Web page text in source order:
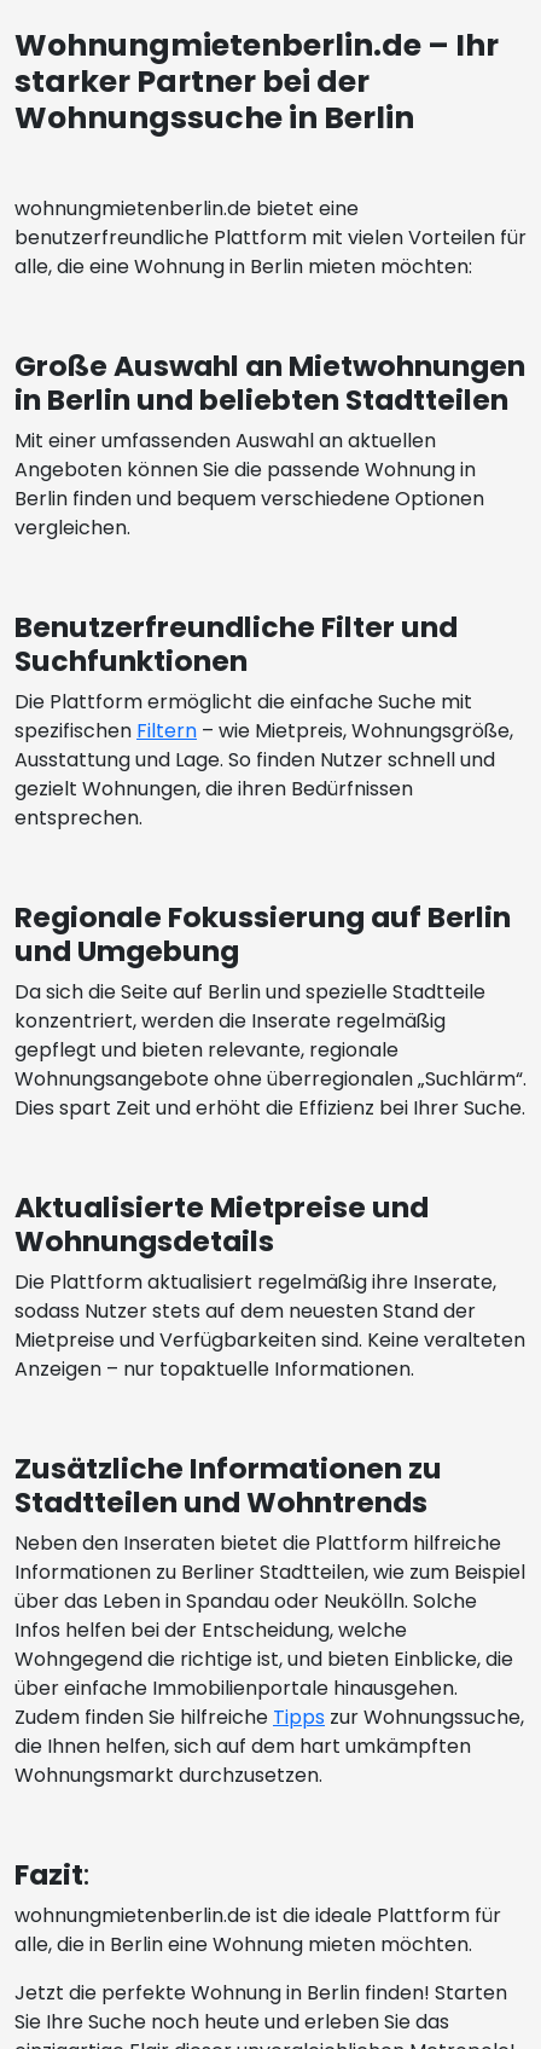
Wohnungmietenberlin.de – Ihr
starker Partner bei der
Wohnungssuche in Berlin
wohnungmietenberlin.de bietet eine
benutzerfreundliche Plattform mit vielen Vorteilen für
alle, die eine Wohnung in Berlin mieten möchten:
Große Auswahl an Mietwohnungen
in Berlin und beliebten Stadtteilen
Mit einer umfassenden Auswahl an aktuellen
Angeboten können Sie die passende Wohnung in
Berlin finden und bequem verschiedene Optionen
vergleichen.
Benutzerfreundliche Filter und
Suchfunktionen
Die Plattform ermöglicht die einfache Suche mit
spezifischen Filtern – wie Mietpreis, Wohnungsgröße,
Ausstattung und Lage. So finden Nutzer schnell und
gezielt Wohnungen, die ihren Bedürfnissen
entsprechen.
Regionale Fokussierung auf Berlin
und Umgebung
Da sich die Seite auf Berlin und spezielle Stadtteile
konzentriert, werden die Inserate regelmäßig
gepflegt und bieten relevante, regionale
Wohnungsangebote ohne überregionalen „Suchlärm“.
Dies spart Zeit und erhöht die Effizienz bei Ihrer Suche.
Aktualisierte Mietpreise und
Wohnungsdetails
Die Plattform aktualisiert regelmäßig ihre Inserate,
sodass Nutzer stets auf dem neuesten Stand der
Mietpreise und Verfügbarkeiten sind. Keine veralteten
Anzeigen – nur topaktuelle Informationen.
Zusätzliche Informationen zu
Stadtteilen und Wohntrends
Neben den Inseraten bietet die Plattform hilfreiche
Informationen zu Berliner Stadtteilen, wie zum Beispiel
über das Leben in Spandau oder Neukölln. Solche
Infos helfen bei der Entscheidung, welche
Wohngegend die richtige ist, und bieten Einblicke, die
über einfache Immobilienportale hinausgehen.
Zudem finden Sie hilfreiche Tipps zur Wohnungssuche,
die Ihnen helfen, sich auf dem hart umkämpften
Wohnungsmarkt durchzusetzen.
Fazit:
wohnungmietenberlin.de ist die ideale Plattform für
alle, die in Berlin eine Wohnung mieten möchten.
Jetzt die perfekte Wohnung in Berlin finden! Starten
Sie Ihre Suche noch heute und erleben Sie das